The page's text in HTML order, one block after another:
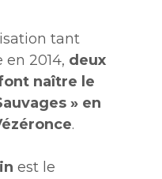
tant
2014, deux
naître le
» en
.
est le